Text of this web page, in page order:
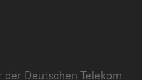
Deutschen Telekom